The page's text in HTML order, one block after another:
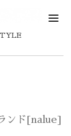
ンド[nalue]